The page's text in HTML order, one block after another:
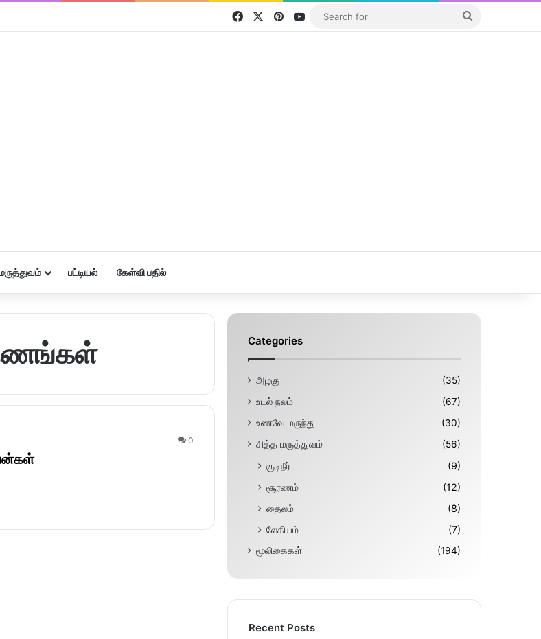
FacebookPinterestYouTube
பட்டியல் கேள்வி பதில்
0
Categories
அழகு
(35)
உடல் நலம்
(67)
உணவே மருந்து
(30)
சித்த மருத்துவம்
(56)
குடிநீர்
(9)
சூரணம்
(12)
தைலம்
(8)
லேகியம்
(7)
மூலிகைகள் (194)
Recent Posts